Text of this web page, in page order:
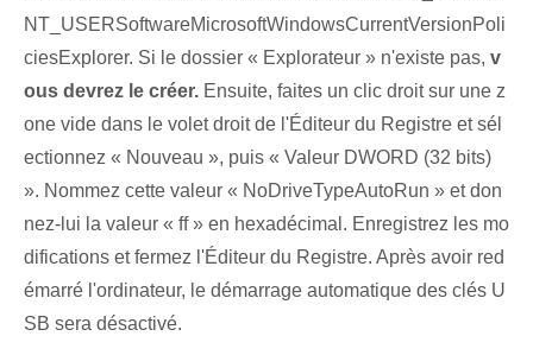
NT_USERSoftwareMicrosoftWindowsCurrentVersionPoli
ciesExplorer. Si le dossier « Explorateur » n'existe pas, v
ous devrez le créer. Ensuite, faites un clic droit sur une z
one vide dans le volet droit⁤ de l'Éditeur du Registre et sél
ectionnez « Nouveau », puis « Valeur DWORD (32 bits)
». Nommez cette valeur « NoDriveTypeAutoRun » et don
nez-lui la valeur « ff » en hexadécimal. Enregistrez les mo
difications et fermez l'Éditeur du Registre. Après avoir red
émarré l'ordinateur, le démarrage automatique des clés U
SB sera désactivé.